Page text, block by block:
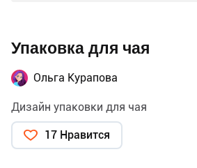
Упаковка для чая
Ольга Курапова
Дизайн упаковки для чая
17 Нравится